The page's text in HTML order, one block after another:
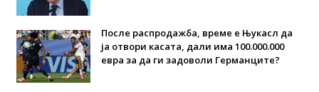
После распродажба, време е Њукасл да
ја отвори касата, дали има 100.000.000
евра за да ги задоволи Германците?